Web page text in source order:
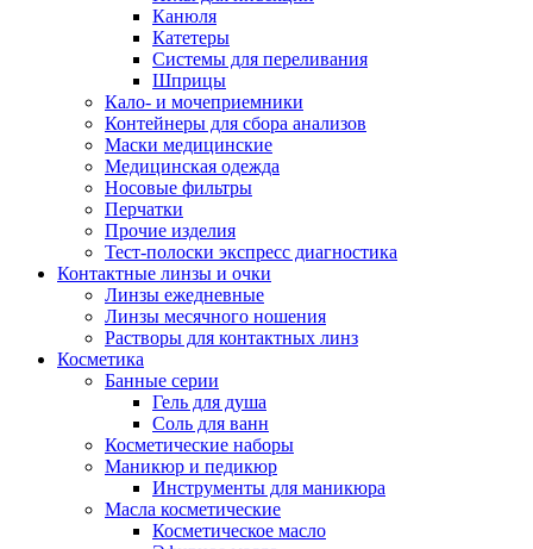
Канюля
Катетеры
Системы для переливания
Шприцы
Кало- и мочеприемники
Контейнеры для сбора анализов
Маски медицинские
Медицинская одежда
Носовые фильтры
Перчатки
Прочие изделия
Тест-полоски экспресс диагностика
Контактные линзы и очки
Линзы ежедневные
Линзы месячного ношения
Растворы для контактных линз
Косметика
Банные серии
Гель для душа
Соль для ванн
Косметические наборы
Маникюр и педикюр
Инструменты для маникюра
Масла косметические
Косметическое масло